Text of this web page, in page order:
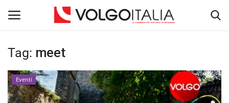
Accedi
Home
Tag: meet
Eventi